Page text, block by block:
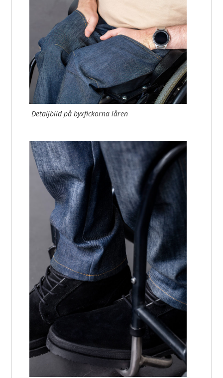
Detaljbild på byxfickorna låren